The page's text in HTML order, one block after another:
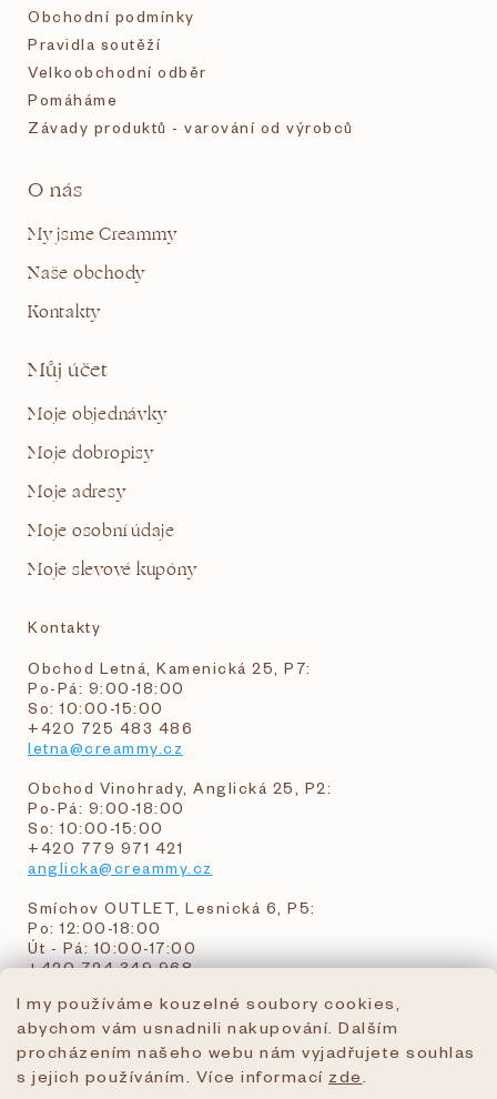
I my používáme kouzelné soubory cookies,
abychom vám usnadnili nakupování. Dalším
procházením našeho webu nám vyjadřujete souhlas
s jejich používáním. Více informací zde
Obchodní podmínky
Pravidla soutěží
Velkoobchodní odběr
Pomáháme
Závady produktů - varování od výrobců
O nás
My jsme Creammy
Naše obchody
Kontakty
Můj účet
Moje objednávky
Moje dobropisy
Moje adresy
Moje osobní údaje
Moje slevové kupóny
Kontakty
Obchod Letná, Kamenická 25, P7:
Po-Pá: 9:00-18:00
So: 10:00-15:00
+420 725 483 486
letna@creammy.cz
Obchod Vinohrady, Anglická 25, P2:
Po-Pá: 9:00-18:00
So: 10:00-15:00
+420 779 971 421
anglicka@creammy.cz
Smíchov OUTLET, Lesnická 6, P5:
Po: 12:00-18:00
Út - Pá: 10:00-17:00
+420 724 349 968
objednavky@creammy.cz
tel:+420 724 349 968